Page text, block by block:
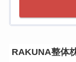
RAKUNA整体